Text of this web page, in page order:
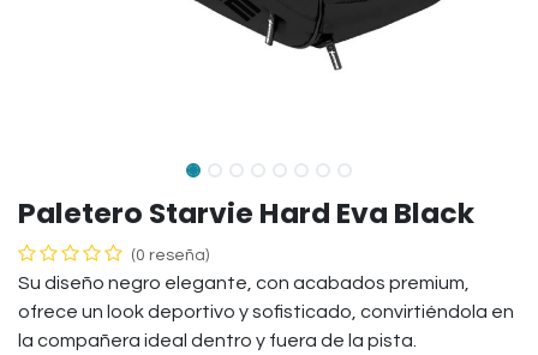
Paletero Starvie Hard Eva Black
(0 reseña)
Su diseño negro elegante, con acabados premium,
ofrece un look deportivo y sofisticado, convirtiéndola en
la compañera ideal dentro y fuera de la pista.